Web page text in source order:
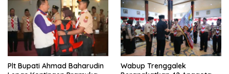
Plt Bupati Ahmad Baharudin
Wabup Trenggalek